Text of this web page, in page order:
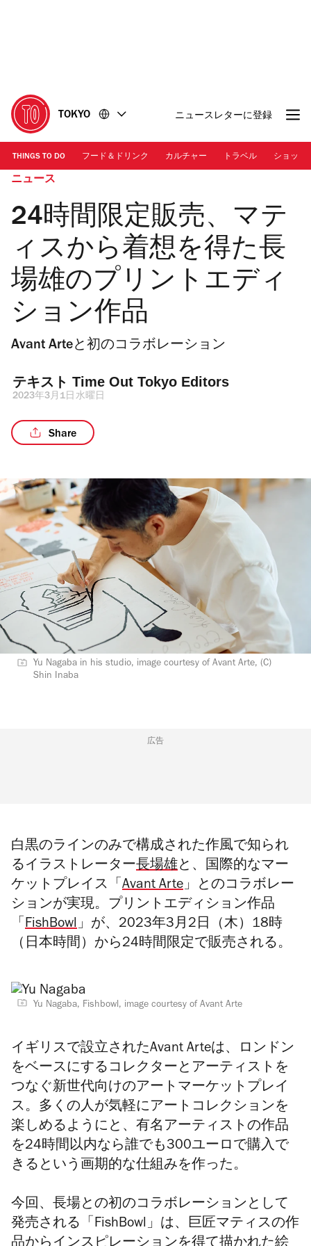
に
移
動
移
動
TOKYO ニュースレターに登録
THINGS TO DO フード＆ドリンク カルチャー トラベル ショッピ
ニュース
24時間限定販売、マテ
ィスから着想を得た長
場雄のプリントエディ
ション作品
Avant Arteと初のコラボレーション
テキスト Time Out Tokyo Editors
2023年3月1日水曜日
Share
Yu Nagaba in his studio, image courtesy of Avant Arte, (C)
Shin Inaba
広告
⽩黒のラインのみで構成された作⾵で知られ
るイラストレーター長場雄と、国際的なマー
ケットプレイス「 Avant Arte」とのコラボレー
ションが実現。プリントエディション作品
「 FishBowl」が、2023年3月2日（木）18時
（日本時間）から24時間限定で販売される。
Yu Nagaba, Fishbowl, image courtesy of Avant Arte
イギリスで設立されたAvant Arteは、ロンドン
をベースにするコレクターとアーティストを
つなぐ新世代向けのアートマーケットプレイ
ス 。多くの人が気軽にアートコレクションを
楽しめるようにと、有名アーティストの作品
を24時間以内なら誰でも300ユーロで購入で
きるという画期的な仕組みを作った。
今回、 長場との初のコラボレーションとして
発売される「FishBowl」は、巨匠マティスの作